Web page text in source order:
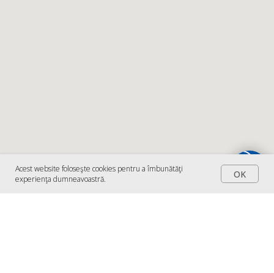
Acest website foloseşte cookies pentru a îmbunătăţi
experienţa dumneavoastră.
OK